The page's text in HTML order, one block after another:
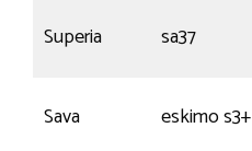
Superia sa37
Sava eskimo s3+